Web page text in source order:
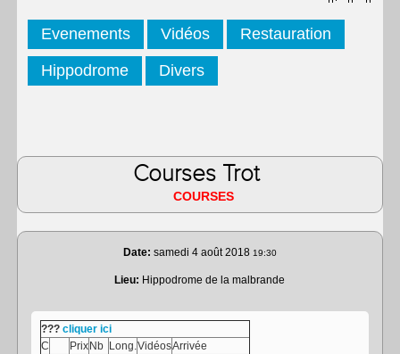
Evenements Vidéos Restauration
Hippodrome Divers
Courses Trot
COURSES
Date: samedi 4 août 2018 19:30
Lieu: Hippodrome de la malbrande
??? cliquer ici
C
Prix Nb Long.VidéosArrivée